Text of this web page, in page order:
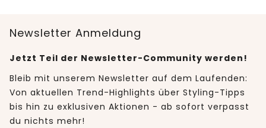
Newsletter Anmeldung
Jetzt Teil der Newsletter-Community werden!
Bleib mit unserem Newsletter auf dem Laufenden:
Von aktuellen Trend-Highlights über Styling-Tipps
bis hin zu exklusiven Aktionen - ab sofort verpasst
du nichts mehr!